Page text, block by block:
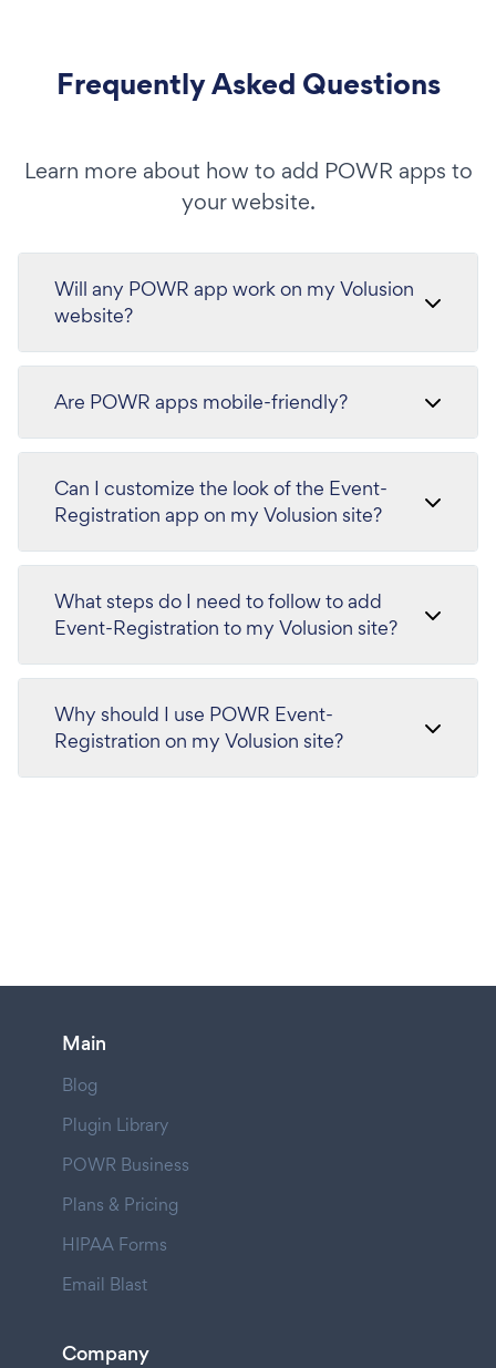
Frequently Asked Questions
Learn more about how to add POWR apps to
your website.
Will any POWR app work on my Volusion
website?
Are POWR apps mobile-friendly?
Can I customize the look of the Event-
Registration app on my Volusion site?
What steps do I need to follow to add
Event-Registration to my Volusion site?
Why should I use POWR Event-
Registration on my Volusion site?
Main
Blog
Plugin Library
POWR Business
Plans & Pricing
HIPAA Forms
Email Blast
Company